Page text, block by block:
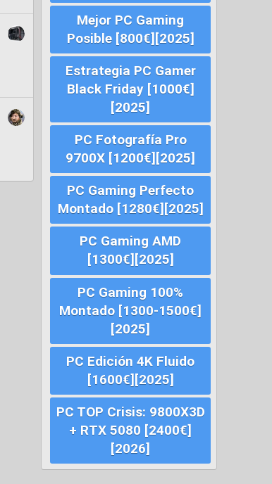
Mejor PC Gaming
Posible [800€][2025]
Estrategia PC Gamer
Black Friday [1000€]
[2025]
PC Fotografía Pro
9700X [1200€][2025]
PC Gaming Perfecto
Montado [1280€][2025]
PC Gaming AMD
[1300€][2025]
PC Gaming 100%
Montado [1300-1500€]
[2025]
PC Edición 4K Fluido
[1600€][2025]
PC TOP Crisis: 9800X3D
+ RTX 5080 [2400€]
[2026]